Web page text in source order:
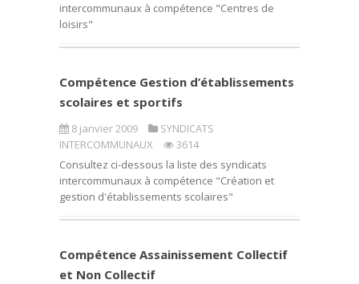
intercommunaux à compétence "Centres de
loisirs"
Compétence Gestion d’établissements
scolaires et sportifs
8 janvier 2009
SYNDICATS
INTERCOMMUNAUX
3614
Consultez ci-dessous la liste des syndicats
intercommunaux à compétence "Création et
gestion d'établissements scolaires"
Compétence Assainissement Collectif
et Non Collectif